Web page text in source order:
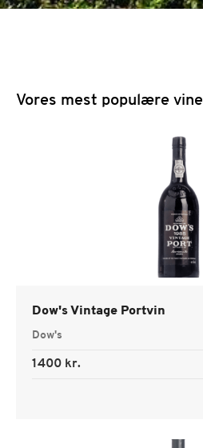
Vores mest populære vine
Dow's Vintage Portvin
Dow's
1400 kr.